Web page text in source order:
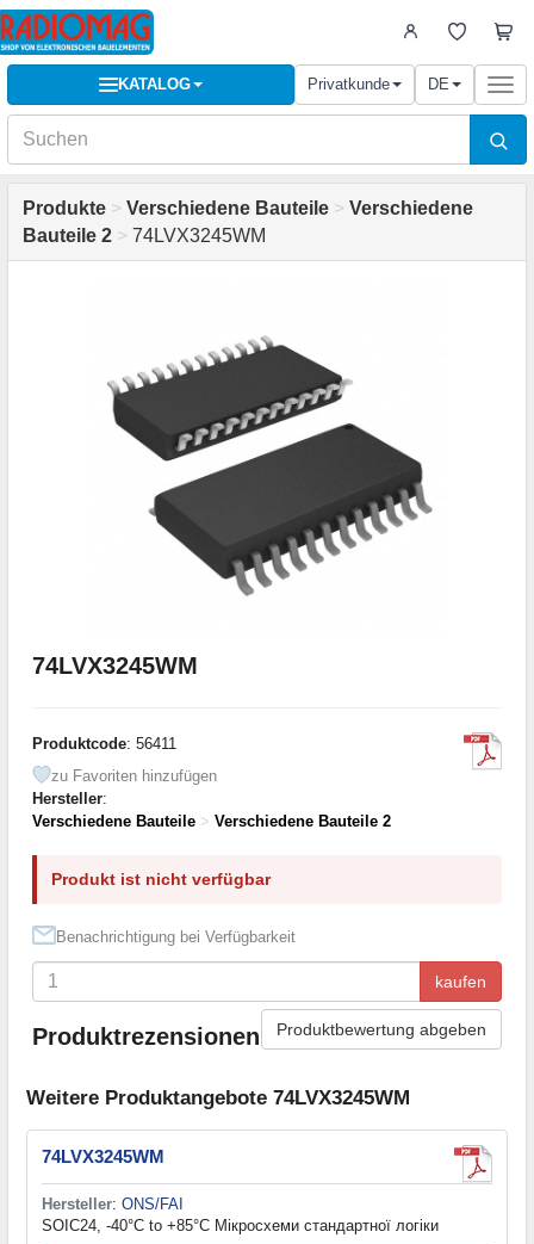
KATALOG Privatkunde DE
Produkte > Verschiedene Bauteile > Verschiedene
Bauteile 2 > 74LVX3245WM
74LVX3245WM
Produktcode: 56411
zu Favoriten hinzufügen
Hersteller:
Verschiedene Bauteile > Verschiedene Bauteile 2
Produkt ist nicht verfügbar
Benachrichtigung bei Verfügbarkeit
kaufen
Produktrezensionen Produktbewertung abgeben
Weitere Produktangebote 74LVX3245WM
74LVX3245WM
Hersteller: ONS/FAI
SOIC24, -40°C to +85°C Мікросхеми стандартної логіки